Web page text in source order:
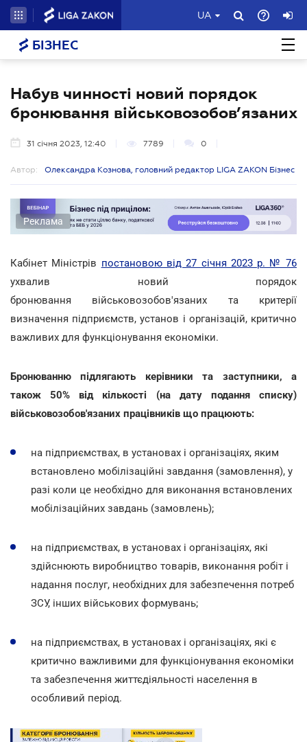
UA
БІЗНЕС
Набув чинності новий порядок
бронювання військовозобов’язаних
31 січня 2023, 12:40 7789 0
Автор: Олександра Кознова, головний редактор LIGA ZAKON Бізнес
Реклама
Кабінет Міністрів постановою від 27 січня 2023 р. № 76
ухвалив новий порядок
бронювання військовозобов'язаних та критерії
визначення підприємств, установ і організацій, критично
важливих для функціонування економіки.
Бронюванню підлягають керівники та заступники, а
також 50% від кількості (на дату подання списку)
військовозобов'язаних працівників що працюють:
на підприємствах, в установах і організаціях, яким
встановлено мобілізаційні завдання (замовлення), у
разі коли це необхідно для виконання встановлених
мобілізаційних завдань (замовлень);
на підприємствах, в установах і організаціях, які
здійснюють виробництво товарів, виконання робіт і
надання послуг, необхідних для забезпечення потреб
ЗСУ, інших військових формувань;
на підприємствах, в установах і організаціях, які є
критично важливими для функціонування економіки
та забезпечення життєдіяльності населення в
особливий період.